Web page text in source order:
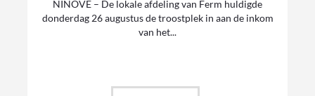
NINOVE – De lokale afdeling van Ferm huldigde
donderdag 26 augustus de troostplek in aan de inkom
van het...